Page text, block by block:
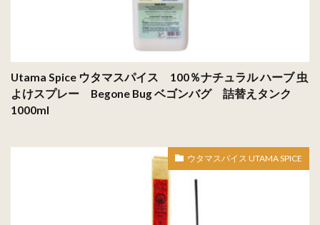
Utama Spice ウタマスパイス 100％ナチュラル ハーブ 虫
よけスプレー Begone Bug ベゴンバグ 詰替えタンク
1000ml
ウタマスパイス UTAMA SPICE